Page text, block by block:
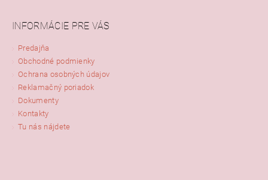
INFORMÁCIE PRE VÁS
Predajňa
Obchodné podmienky
Ochrana osobných údajov
Reklamačný poriadok
Dokumenty
Kontakty
Tu nás nájdete